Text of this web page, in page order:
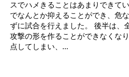
スでハメきることはあまりできて
でなんとか抑えることができ、危
ずに試合を行えました。 後半は、
攻撃の形を作ることができなくな
点してしまい、...